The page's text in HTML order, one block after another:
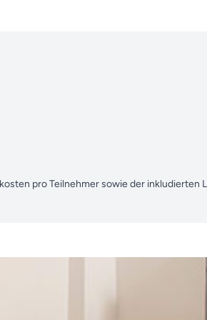
pro Teilnehmer sowie der inkludierten